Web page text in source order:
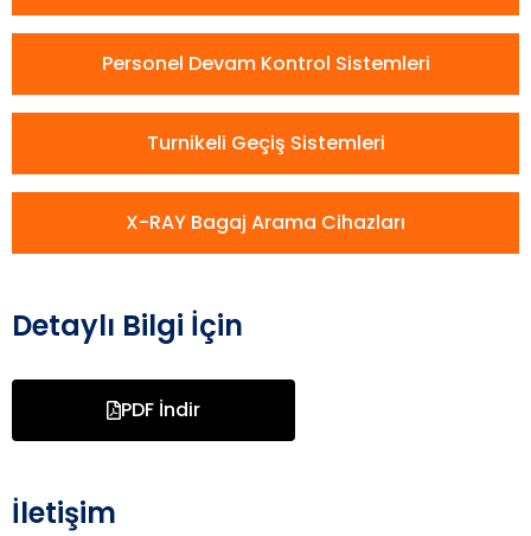
Personel Devam Kontrol Sistemleri
Turnikeli Geçiş Sistemleri
X-RAY Bagaj Arama Cihazları
Detaylı Bilgi İçin
PDF İndir
İletişim